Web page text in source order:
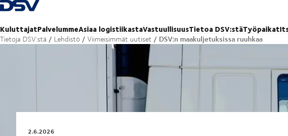
Takaisin kotisivulle
KuluttajatPalvelummeAsiaa logistiikastaVastuullisuusTietoa DSV:stäTyöpaikat
Tietoja DSV:stä Lehdistö Viimeisimmät uutiset DSV:n maakuljetuksissa ruuhkaa
2.6.2026